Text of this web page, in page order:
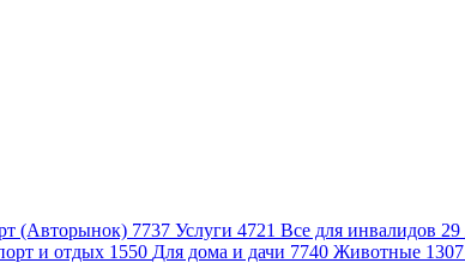
(Авторынок) 7737 Услуги 4721 Все для инвалидов 29
и отдых 1550 Для дома и дачи 7740 Животные 1307